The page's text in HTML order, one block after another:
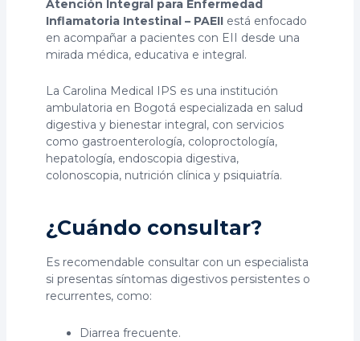
Atención Integral para Enfermedad
Inflamatoria Intestinal – PAEIIestá enfocado
en acompañar a pacientes con EII desde una
mirada médica, educativa e integral.
La Carolina Medical IPS es una institución
ambulatoria en Bogotá especializada en salud
digestiva y bienestar integral, con servicios
como gastroenterología, coloproctología,
hepatología, endoscopia digestiva,
colonoscopia, nutrición clínica y psiquiatría.
¿Cuándo consultar?
Es recomendable consultar con un especialista
si presentas síntomas digestivos persistentes o
recurrentes, como:
Diarrea frecuente.